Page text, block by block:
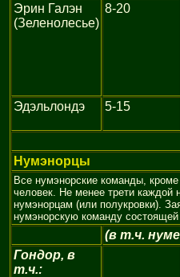
Эрин Галэн
(Зеленолесье)
8-20
Эдэльлондэ
5-15
Нумэнорцы
Все нумэнорские команды,
человек. Не менее трети
нумэнорцам (или полукровки).
нумэнорскую команду
(в т.ч.
Гондор, в
т.ч.: